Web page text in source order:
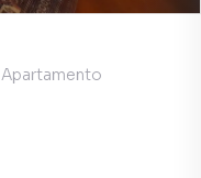
Apartamento